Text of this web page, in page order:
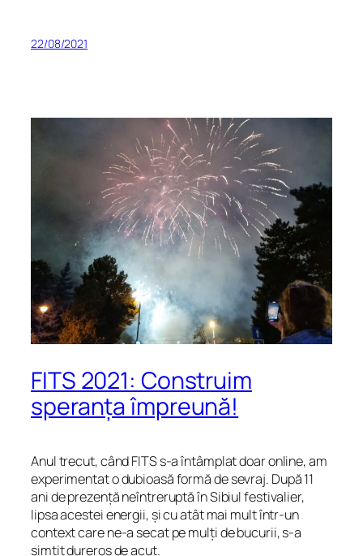
22/08/2021
FITS 2021: Construim
speranța împreună!
Anul trecut, când FITS s-a întâmplat doar online, am
experimentat o dubioasă formă de sevraj. După 11
ani de prezență neîntreruptă în Sibiul festivalier,
lipsa acestei energii, și cu atât mai mult într-un
context care ne-a secat pe mulți de bucurii, s-a
simțit dureros de acut.